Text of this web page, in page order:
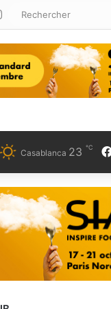
Instagram
Casablanca 23 ℃